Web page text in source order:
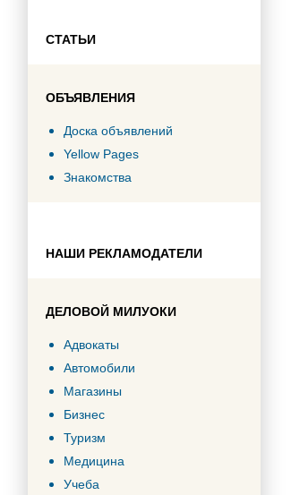
СТАТЬИ
ОБЪЯВЛЕНИЯ
Доска объявлений
Yellow Pages
Знакомства
НАШИ РЕКЛАМОДАТЕЛИ
ДЕЛОВОЙ МИЛУОКИ
Адвокаты
Автомобили
Магазины
Бизнес
Туризм
Медицина
Учеба